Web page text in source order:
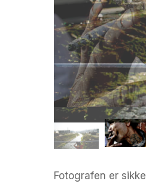
Fotografen er